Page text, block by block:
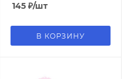
145 ₽/шт
В КОРЗИНУ